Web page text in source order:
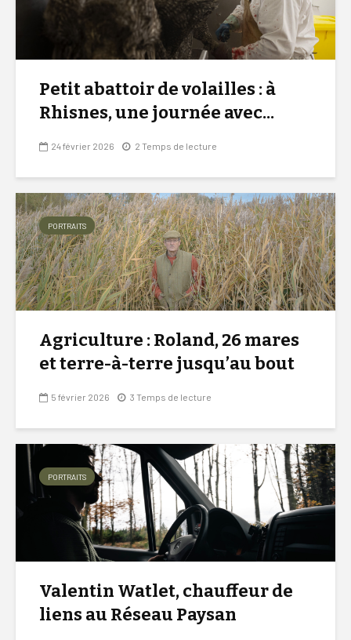
Petit abattoir de volailles : à
Rhisnes, une journée avec...
24 février 2026 2 Temps de lecture
PORTRAITS
Agriculture : Roland, 26 mares
et terre-à-terre jusqu’au bout
5 février 2026 3 Temps de lecture
PORTRAITS
Valentin Watlet, chauffeur de
liens au Réseau Paysan